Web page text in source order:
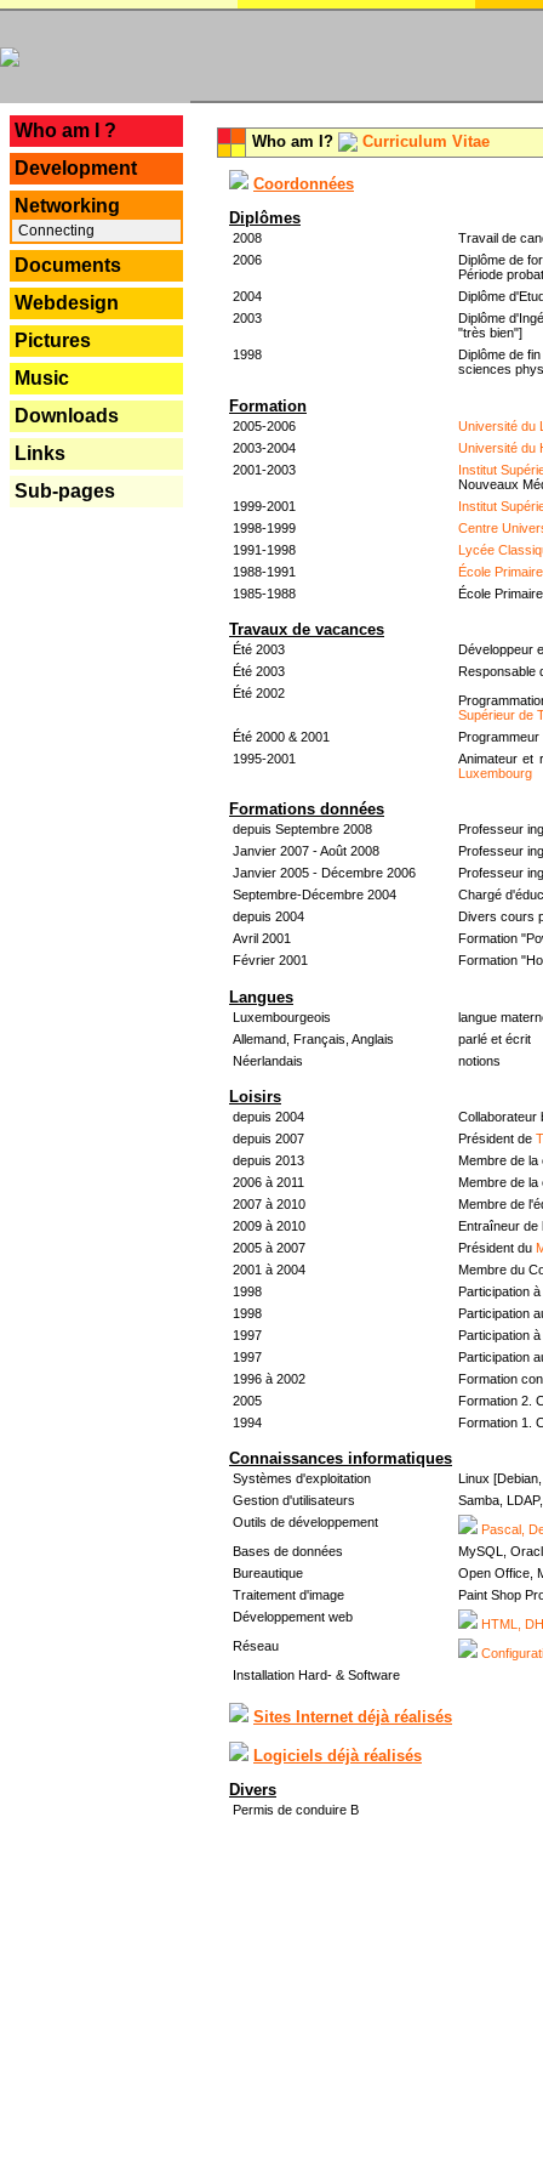
Who am I ?
Development
Networking
Connecting
Documents
Webdesign
Pictures
Music
Downloads
Links
Sub-pages
Who am I? Curriculum Vitae
Coordonnées
Diplômes
2008
Travail de
2006
Diplôme de
Période
2004
Diplôme
2003
Diplôme
"très bien"]
1998
Diplôme de
sciences
Formation
2005-2006
Université du
2003-2004
Université du
2001-2003
Institut
Nouveaux
1999-2001
Institut
1998-1999
Centre
1991-1998
Lycée
1988-1991
École
1985-1988
École
Travaux de vacances
Été 2003
Développeur
Été 2003
Responsable
Été 2002
Supérieur de
Été 2000 & 2001
Programmeur
1995-2001
Animateur et
Luxembourg
Formations données
depuis Septembre 2008
Professeur
Janvier 2007 - Août 2008
Professeur
Janvier 2005 - Décembre 2006
Professeur
Septembre-Décembre 2004
Chargé
depuis 2004
Divers cours
Avril 2001
Formation
Février 2001
Formation
Langues
Luxembourgeois
langue
Allemand, Français, Anglais
parlé et écrit
Néerlandais
notions
Loisirs
depuis 2004
Collaborateur
depuis 2007
Président de
depuis 2013
Membre de
2006 à 2011
Membre de
2007 à 2010
Membre de
2009 à 2010
Entraîneur de
2005 à 2007
Président du
2001 à 2004
Membre du
1998
Participation à
1998
Participation
1997
Participation à
1997
Participation
1996 à 2002
Formation
2005
Formation 2.
1994
Formation 1.
Connaissances informatiques
Systèmes d'exploitation
Linux
Gestion d'utilisateurs
Samba,
Outils de développement
Pascal,
Bases de données
MySQL,
Bureautique
Open Office,
Traitement d'image
Paint Shop
Développement web
HTML,
Réseau
Installation Hard- & Software
Sites Internet déjà réalisés
Logiciels déjà réalisés
Divers
Permis de conduire B